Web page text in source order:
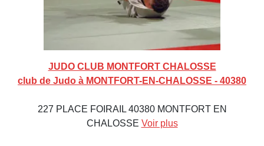
JUDO CLUB MONTFORT CHALOSSE
club de Judo à MONTFORT-EN-CHALOSSE - 40380
227 PLACE FOIRAIL 40380 MONTFORT EN
CHALOSSE Voir plus